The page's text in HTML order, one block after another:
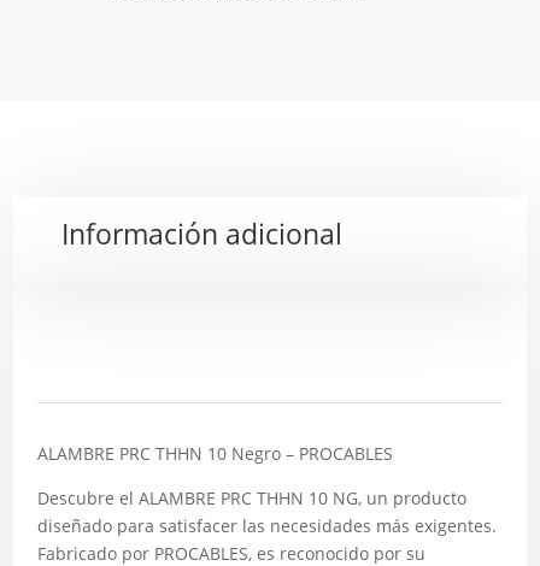
Información adicional
ALAMBRE PRC THHN 10 Negro – PROCABLES
Descubre el ALAMBRE PRC THHN 10 NG, un producto
diseñado para satisfacer las necesidades más exigentes.
Fabricado por PROCABLES, es reconocido por su